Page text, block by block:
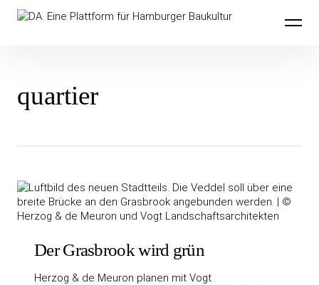
Inhalte
überspringenDA. Eine Plattform für Hamburger
quartier
Der Grasbrook wird grün
Herzog & de Meuron planen mit Vogt